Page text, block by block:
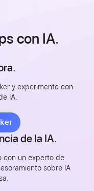
con IA.
y experimente con
IA.
de la IA.
con un experto de
sobre IA